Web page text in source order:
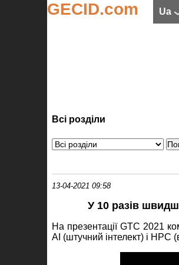
GECID.com ua
Всі розділи
13-04-2021 09:58
У 10 разів
На презентації GTC 2021
AI (штучний інтелект) і HPC